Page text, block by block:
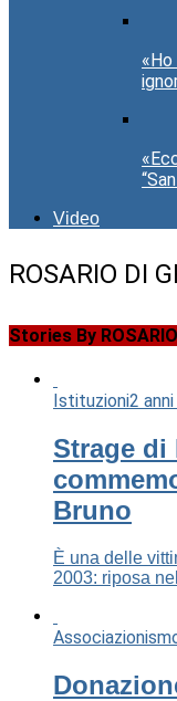
Video
ROSARIO DI
Stories By
Istituzioni2
Strage di
Bruno
È una delle
2003: riposa